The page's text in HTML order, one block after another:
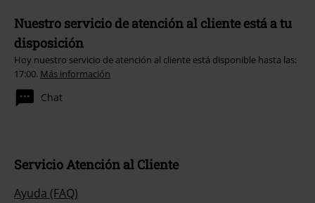
Nuestro servicio de atención al cliente está a tu
disposición
Hoy nuestro servicio de atención al cliente está disponible hasta las:
17:00. Más información
Chat
Servicio Atención al Cliente
Ayuda (FAQ)